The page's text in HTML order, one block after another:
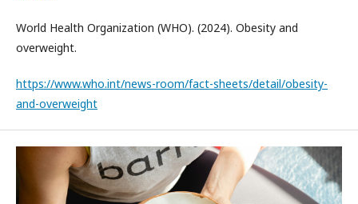
World Health Organization (WHO). (2024). Obesity and
overweight.
https://www.who.int/news-room/fact-sheets/detail/obesity-
and-overweight